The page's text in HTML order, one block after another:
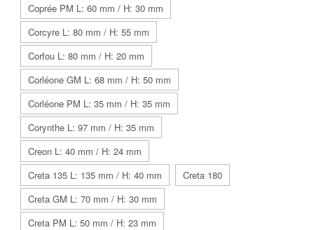
Coprée PM L: 60 mm / H: 30 mm
Corcyre L: 80 mm / H: 55 mm
Corfou L: 80 mm / H: 20 mm
Corléone GM L: 68 mm / H: 50 mm
Corléone PM L: 35 mm / H: 35 mm
Corynthe L: 97 mm / H: 35 mm
Creon L: 40 mm / H: 24 mm
Creta 135 L: 135 mm / H: 40 mm
Creta 180
Creta GM L: 70 mm / H: 30 mm
Creta PM L: 50 mm / H: 23 mm